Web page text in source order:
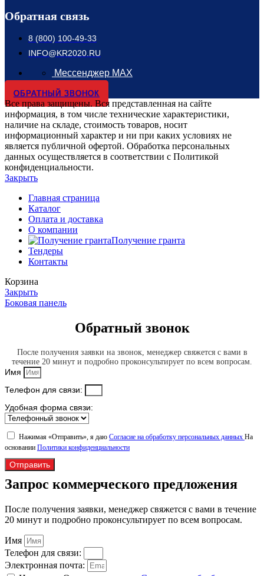
Обратная связь
8 (800) 100-49-33
INFO@KR2020.RU
Мессенджер MAX
ОБРАТНЫЙ ЗВОНОК
Все права защищены. Вся представленная на сайте
информация, в том числе технические характеристики,
наличие на складе, стоимость товаров, носит
информационный характер и ни при каких условиях не
является публичной офертой. Обработка персональных
данных осуществляется в соответствии с Политикой
конфиденциальности.
Закрыть
Главная страница
Каталог
Оплата и доставка
О компании
Получение гранта
Тендеры
Контакты
Корзина
Закрыть
Боковая панель
Обратный звонок
После получения заявки на звонок, менеджер свяжется с вами в
течение 20 минут и подробно проконсультирует по всем вопросам.
Имя
Телефон для связи:
Удобная форма связи:
Нажимая «Отправить», я даю Согласие на обработку персональных данных На
основании Политики конфиденциальности
Отправить
Запрос коммерческого предложения
После получения заявки, менеджер свяжется с вами в течение
20 минут и подробно проконсультирует по всем вопросам.
Имя
Телефон для связи:
Электронная почта: